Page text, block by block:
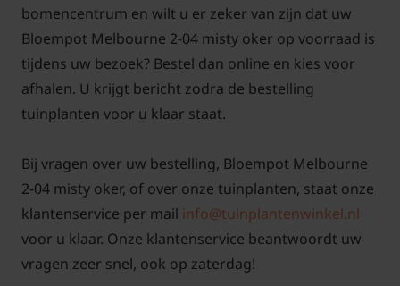
bomencentrum en wilt u er zeker van zijn dat uw
Bloempot Melbourne 2-04 misty oker op voorraad is
tijdens uw bezoek? Bestel dan online en kies voor
afhalen. U krijgt bericht zodra de bestelling
tuinplanten voor u klaar staat.
Bij vragen over uw bestelling, Bloempot Melbourne
2-04 misty oker, of over onze tuinplanten, staat onze
klantenservice per mail info@tuinplantenwinkel.nl
voor u klaar. Onze klantenservice beantwoordt uw
vragen zeer snel, ook op zaterdag!